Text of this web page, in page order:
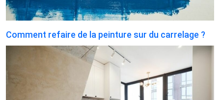
Comment refaire de la peinture sur du carrelage ?